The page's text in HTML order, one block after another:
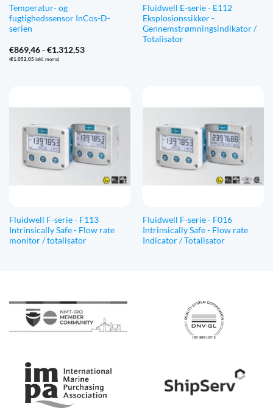
Temperatur- og
fugtighedssensor InCos-D-
serien
€869,46 - €1.312,53Prisinterval:
(€1.052,05 inkl. moms)
Fluidwell E-serie - E112
Eksplosionssikker -
Gennemstrømningsindikator /
Totalisator
Fluidwell F-serie - F113
Intrinsically Safe - Flow rate
monitor / totalisator
Fluidwell F-serie - F016
Intrinsically Safe - Flow rate
Indicator / Totalisator